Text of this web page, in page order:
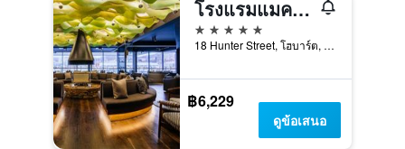
โรงแรมแมคคิว 01
5 ดาว
18 Hunter Street, โฮบาร์ต, TAS, ออสเตรเลีย
฿6,229
ดูข้อเสนอ